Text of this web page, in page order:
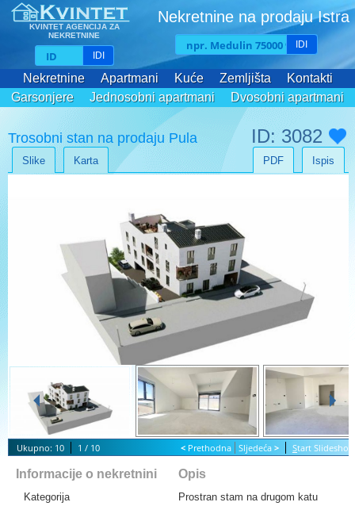
KVINTET AGENCIJA ZA
NEKRETNINE
Nekretnine na prodaju Istra
IDI
IDI
Nekretnine Apartmani Kuće Zemljišta
Kontakti
Garsonjere
Jednosobni apartmani
Dvosobni apartmani
Trosobni apartmani
Trosobni stan na prodaju Pula ID: 3082
Slike Karta Ispis
PDF
Ukupno: 10 1 / 10 < Prethodna Sljedeća > Start Slideshow
Informacije o nekretnini
Kategorija
Opis
Prostran stam na drugom katu